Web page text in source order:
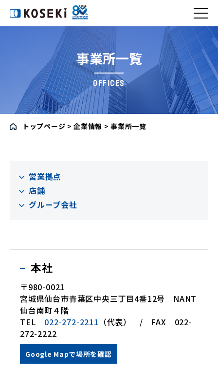
事業所一覧
OFFICES
トップページ >企業情報 >事業所一覧
営業拠点
店舗
グループ会社
本社
〒980-0021
宮城県仙台市青葉区中央三丁目4番12号 NANT
仙台南町４階
TEL 022-272-2211 （代表） / FAX 022-
272-2222
Google Mapで場所を確認